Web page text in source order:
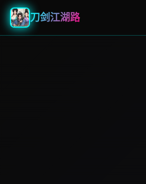
刀剑江湖路